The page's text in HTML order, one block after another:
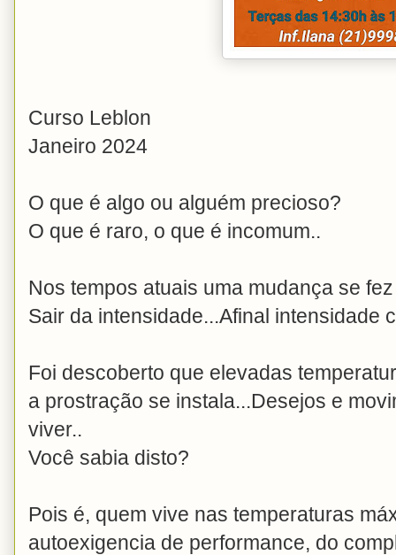
Curso Leblon
Janeiro 2024
O que é algo ou alguém precioso?
O que é raro, o que é incomum..
Nos tempos atuais uma mudança se
Sair da intensidade...Afinal intensidade
Foi descoberto que elevadas
a prostração se instala...Desejos e
viver..
Você sabia disto?
Pois é, quem vive nas temperaturas
autoexigencia de performance, do